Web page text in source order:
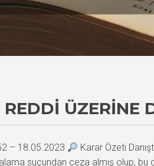
ÜZERINE
– 18.05.2023
Karar Özeti
suçundan ceza almış olup,